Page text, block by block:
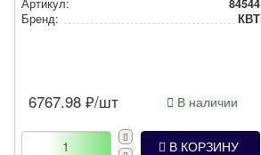
Артикул:
84544
Бренд:
КВТ
6767.98 ₽/шт В наличии
В КОРЗИНУ